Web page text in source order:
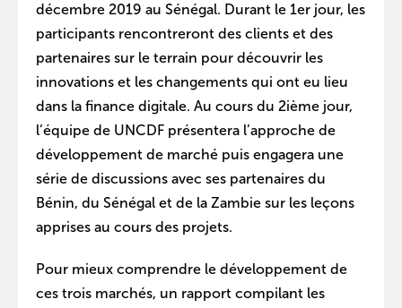
décembre 2019 au Sénégal. Durant le 1er jour, les
participants rencontreront des clients et des
partenaires sur le terrain pour découvrir les
innovations et les changements qui ont eu lieu
dans la finance digitale. Au cours du 2ième jour,
l’équipe de UNCDF présentera l’approche de
développement de marché puis engagera une
série de discussions avec ses partenaires du
Bénin, du Sénégal et de la Zambie sur les leçons
apprises au cours des projets.
Pour mieux comprendre le développement de
ces trois marchés, un rapport compilant les